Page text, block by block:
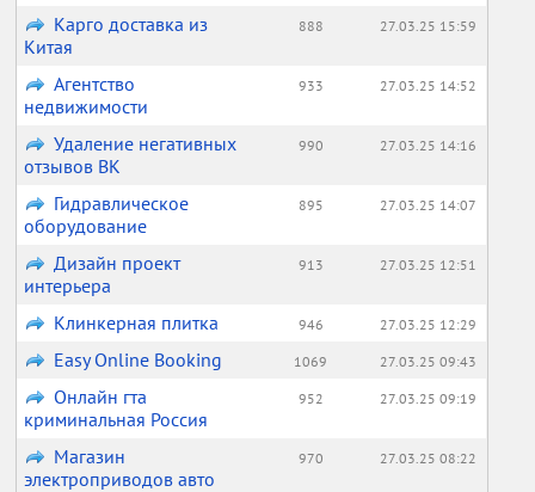
Карго доставка из
Китая
888 27.03.25 15:59
Агентство
недвижимости
933 27.03.25 14:52
Удаление негативных
отзывов ВК
990 27.03.25 14:16
Гидравлическое
оборудование
895 27.03.25 14:07
Дизайн проект
интерьера
913 27.03.25 12:51
Клинкерная плитка 946 27.03.25 12:29
Easy Online Booking 1069 27.03.25 09:43
Онлайн гта
криминальная Россия
952 27.03.25 09:19
Магазин
электроприводов авто
970 27.03.25 08:22